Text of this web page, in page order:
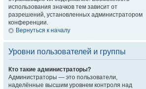
использования значков тем зависит от
разрешений, установленных администратором
конференции.
Вернуться к началу
Уровни пользователей и группы
Кто такие администраторы?
Администраторы — это пользователи,
наделённые высшим уровнем контроля над